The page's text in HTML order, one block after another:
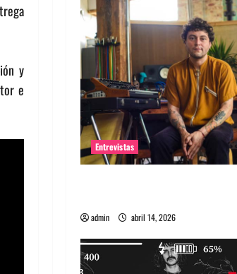
y
e
Entrevistas
admin abril 14, 2026